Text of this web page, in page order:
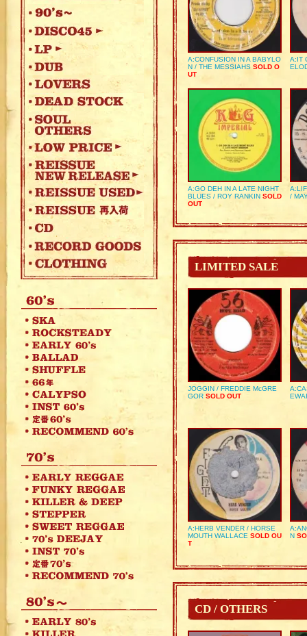
A:CONFUSION IN A BABYLO
N / THE MESSIAHS SOLD O
UT
A:IT
A:GO DEH IN A LATE NIGHT
BLUES / ROY RANKIN SOLD
OUT
/
LIMITED SALE
JOGGIN / FREDDIE McGRE
GOR SOLD OUT
A:HERB VENDER / HORSE
MOUTH WALLACE SOLD OU
T
N
CD / OTHERS